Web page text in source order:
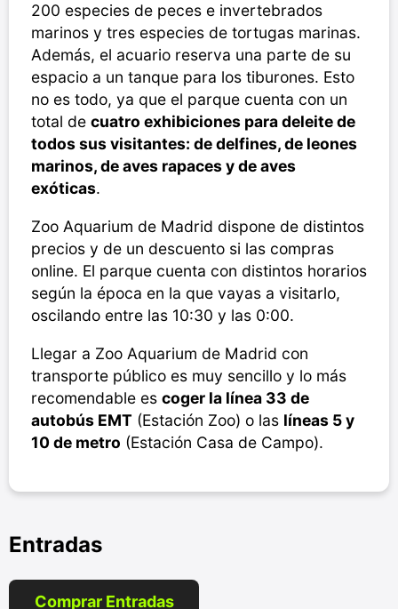
200 especies de peces e invertebrados
marinos y tres especies de tortugas marinas.
Además, el acuario reserva una parte de su
espacio a un tanque para los tiburones. Esto
no es todo, ya que el parque cuenta con un
total de cuatro exhibiciones para deleite de
todos sus visitantes: de delfines, de leones
marinos, de aves rapaces y de aves
exóticas.
Zoo Aquarium de Madrid dispone de distintos
precios y de un descuento si las compras
online. El parque cuenta con distintos horarios
según la época en la que vayas a visitarlo,
oscilando entre las 10:30 y las 0:00.
Llegar a Zoo Aquarium de Madrid con
transporte público es muy sencillo y lo más
recomendable es coger la línea 33 de
autobús EMT (Estación Zoo) o las líneas 5 y
10 de metro (Estación Casa de Campo).
Entradas
Comprar Entradas